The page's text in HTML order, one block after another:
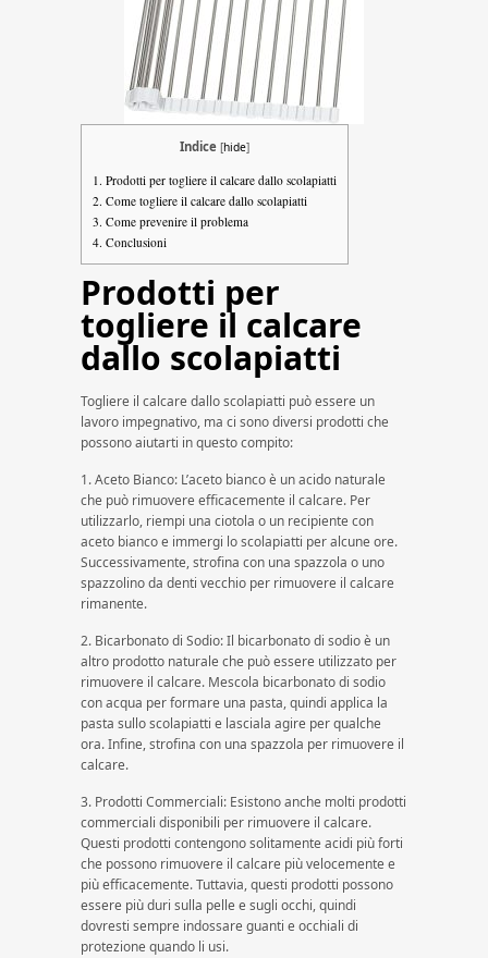
Indice [hide]
1. Prodotti per togliere il calcare dallo scolapiatti
2. Come togliere il calcare dallo scolapiatti
3. Come prevenire il problema
4. Conclusioni
Prodotti per
togliere il calcare
dallo scolapiatti
Togliere il calcare dallo scolapiatti può essere un
lavoro impegnativo, ma ci sono diversi prodotti che
possono aiutarti in questo compito:
1. Aceto Bianco: L’aceto bianco è un acido naturale
che può rimuovere efficacemente il calcare. Per
utilizzarlo, riempi una ciotola o un recipiente con
aceto bianco e immergi lo scolapiatti per alcune ore.
Successivamente, strofina con una spazzola o uno
spazzolino da denti vecchio per rimuovere il calcare
rimanente.
2. Bicarbonato di Sodio: Il bicarbonato di sodio è un
altro prodotto naturale che può essere utilizzato per
rimuovere il calcare. Mescola bicarbonato di sodio
con acqua per formare una pasta, quindi applica la
pasta sullo scolapiatti e lasciala agire per qualche
ora. Infine, strofina con una spazzola per rimuovere il
calcare.
3. Prodotti Commerciali: Esistono anche molti prodotti
commerciali disponibili per rimuovere il calcare.
Questi prodotti contengono solitamente acidi più forti
che possono rimuovere il calcare più velocemente e
più efficacemente. Tuttavia, questi prodotti possono
essere più duri sulla pelle e sugli occhi, quindi
dovresti sempre indossare guanti e occhiali di
protezione quando li usi.